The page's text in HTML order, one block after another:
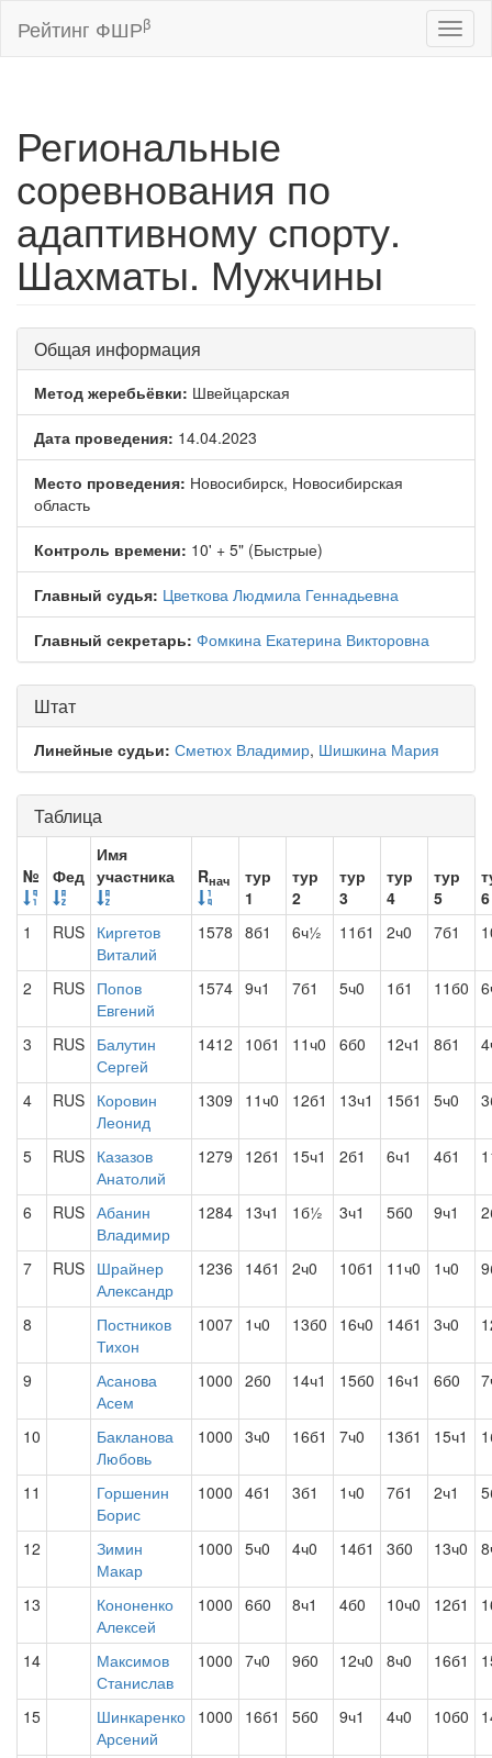
Рейтинг ФШРβ
Региональные
соревнования по
адаптивному спорту.
Шахматы. Мужчины
Общая информация
Метод жеребьёвки: Швейцарская
Дата проведения: 14.04.2023
Место проведения: Новосибирск, Новосибирская
область
Контроль времени: 10' + 5" (Быстрые)
Главный судья: Цветкова Людмила Геннадьевна
Главный секретарь: Фомкина Екатерина Викторовна
Штат
Линейные судьи: Сметюх Владимир, Шишкина Мария
Таблица
№ Фед
Имя
участника
Rнач
тур
1
тур
2
тур
3
тур
4
тур
5
6
1
RUS Киргетов
Виталий
1578 8б1 6ч½ 11б1 2ч0 7б1
2 RUS Попов
Евгений
1574 9ч1 7б1 5ч0 1б1 11б0
3 RUS Балутин
Сергей
1412 10б1 11ч0 6б0 12ч1 8б1
4 RUS Коровин
Леонид
1309 11ч0 12б1 13ч1 15б1 5ч0
5 RUS Казазов
Анатолий
1279 12б1 15ч1 2б1 6ч1 4б1
6 RUS Абанин
Владимир
1284 13ч1 1б½ 3ч1 5б0 9ч1
7 RUS Шрайнер
Александр
1236 14б1 2ч0 10б1 11ч0 1ч0
8
Постников
Тихон
1007 1ч0 13б0 16ч0 14б1 3ч0
9
Асанова
Асем
1000 2б0 14ч1 15б0 16ч1 6б0
10
Бакланова
Любовь
1000 3ч0 16б1 7ч0 13б1 15ч1
11
Горшенин
Борис
1000 4б1 3б1 1ч0 7б1 2ч1
12
Зимин
Макар
1000 5ч0 4ч0 14б1 3б0 13ч0
13
Кононенко
Алексей
1000 6б0 8ч1 4б0 10ч0 12б1
14
Максимов
Станислав
1000 7ч0 9б0 12ч0 8ч0 16б1
15
Шинкаренко
Арсений
1000 16б1 5б0 9ч1 4ч0 10б0